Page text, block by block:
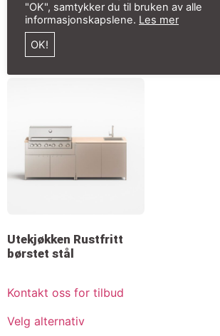
Legg i handlekurv
kr 60 581,00
Utekjøkken Rustfritt
børstet stål
Kontakt oss for tilbud
Velg alternativ
"OK", samtykker du til bruken av alle
informasjonskapslene. Les mer
OK!